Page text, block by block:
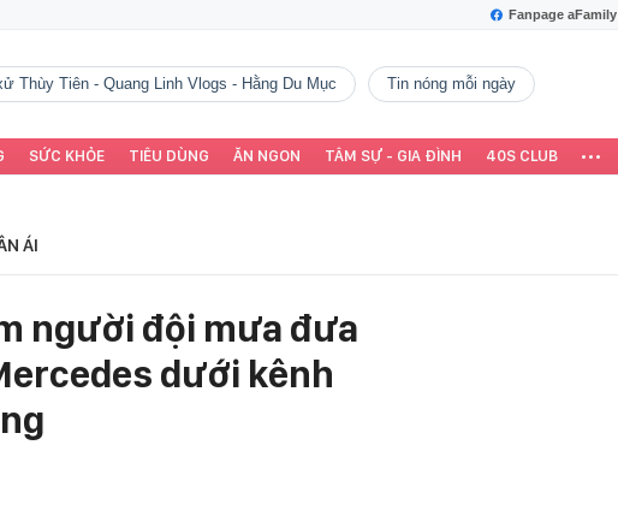
Fanpage aFamily
xử Thùy Tiên - Quang Linh Vlogs - Hằng Du Mục tin nóng mỗi ngày
SỨC KHỎE TIÊU DÙNG ĂN NGON TÂM SỰ - GIA ĐÌNH 40S CLUB
ÁI
người đội mưa đưa
dưới kênh